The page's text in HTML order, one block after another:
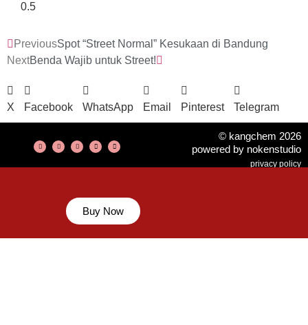
PreviousSpot “Street Normal” Kesukaan di Bandung
NextBenda Wajib untuk Street!
X Facebook WhatsApp Email Pinterest Telegram
© kangchem 2026
powered by nokenstudio
privacy policy
Buy Now